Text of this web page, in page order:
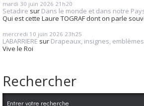
mardi 30 juin 2026 21h20
Setadire sur Dans le monde et dans notre
Qui est cette Laure TOGRAF dont on parle
mercredi 10 juin 2026 23h25
LABARRIERE sur Drapeaux, insignes,
Vive le Roi
Rechercher